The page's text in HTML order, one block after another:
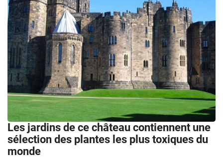
Les jardins de ce château contiennent une
sélection des plantes les plus toxiques du
monde